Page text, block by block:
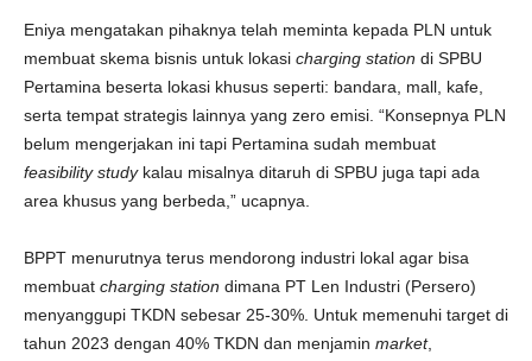
Eniya mengatakan pihaknya telah meminta kepada PLN untuk
membuat skema bisnis untuk lokasi charging station di SPBU
Pertamina beserta lokasi khusus seperti: bandara, mall, kafe,
serta tempat strategis lainnya yang zero emisi. “Konsepnya PLN
belum mengerjakan ini tapi Pertamina sudah membuat
feasibility studykalau misalnya ditaruh di SPBU juga tapi ada
area khusus yang berbeda,” ucapnya.
BPPT menurutnya terus mendorong industri lokal agar bisa
membuat charging station dimana PT Len Industri (Persero)
menyanggupi TKDN sebesar 25-30%. Untuk memenuhi target di
tahun 2023 dengan 40% TKDN dan menjamin market,